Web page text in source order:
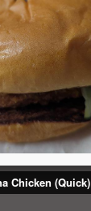
Chicken (Quick)